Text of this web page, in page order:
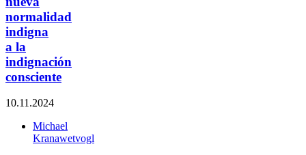
normalidad
indigna
a la
indignación
consciente
10.11.2024
Michael
Kranawetvogl